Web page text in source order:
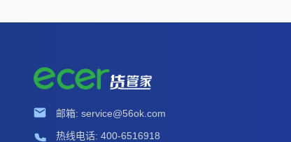
邮箱: service@56ok.com
热线电话: 400-6516918